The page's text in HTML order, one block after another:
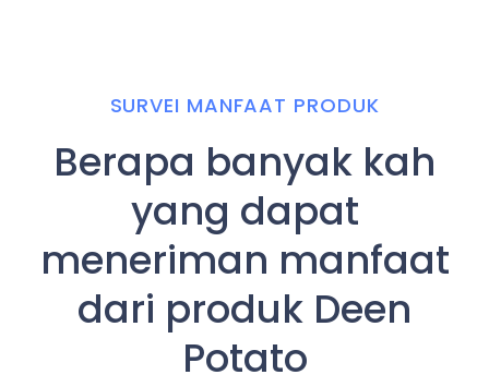
SURVEI MANFAAT PRODUK
Berapa banyak kah
yang dapat
meneriman manfaat
dari produk Deen
Potato